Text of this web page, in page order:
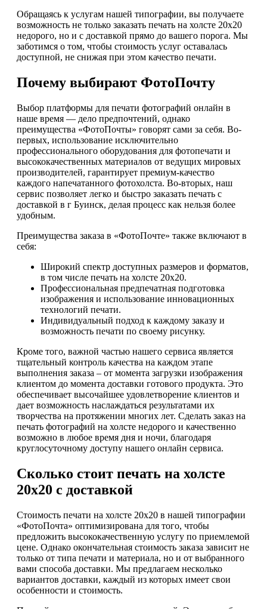
Обращаясь к услугам нашей типографии, вы получаете
возможность не только заказать печать на холсте 20х20
недорого, но и с доставкой прямо до вашего порога. Мы
заботимся о том, чтобы стоимость услуг оставалась
доступной, не снижая при этом качество печати.
Почему выбирают ФотоПочту
Выбор платформы для печати фотографий онлайн в
наше время — дело предпочтений, однако
преимущества «ФотоПочты» говорят сами за себя. Во-
первых, использование исключительно
профессионального оборудования для фотопечати и
высококачественных материалов от ведущих мировых
производителей, гарантирует премиум-качество
каждого напечатанного фотохолста. Во-вторых, наш
сервис позволяет легко и быстро заказать печать с
доставкой в г Буинск, делая процесс как нельзя более
удобным.
Преимущества заказа в «ФотоПочте» также включают в
себя:
Широкий спектр доступных размеров и форматов,
в том числе печать на холсте 20х20.
Профессиональная предпечатная подготовка
изображения и использование инновационных
технологий печати.
Индивидуальный подход к каждому заказу и
возможность печати по своему рисунку.
Кроме того, важной частью нашего сервиса является
тщательный контроль качества на каждом этапе
выполнения заказа – от момента загрузки изображения
клиентом до момента доставки готового продукта. Это
обеспечивает высочайшее удовлетворение клиентов и
дает возможность наслаждаться результатами их
творчества на протяжении многих лет. Сделать заказ на
печать фотографий на холсте недорого и качественно
возможно в любое время дня и ночи, благодаря
круглосуточному доступу нашего онлайн сервиса.
Сколько стоит печать на холсте
20х20 с доставкой
Стоимость печати на холсте 20х20 в нашей типографии
«ФотоПочта» оптимизирована для того, чтобы
предложить высококачественную услугу по приемлемой
цене. Однако окончательная стоимость заказа зависит не
только от типа печати и материала, но и от выбранного
вами способа доставки. Мы предлагаем несколько
вариантов доставки, каждый из которых имеет свои
особенности и стоимость.